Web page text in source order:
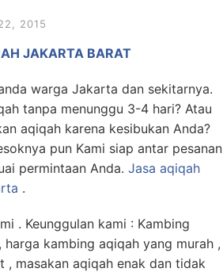
2015
JAKARTA BARAT
warga Jakarta dan sekitarnya.
tanpa menunggu 3-4 hari? Atau
aqiqah karena kesibukan Anda?
pun Kami siap antar pesanan
permintaan Anda. Jasa aqiqah
.
. Keunggulan kami : Kambing
kambing aqiqah yang murah ,
masakan aqiqah enak dan tidak